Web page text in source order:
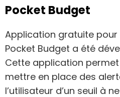
Pocket Budget
Application gratuite
Pocket Budget a été
Cette application
mettre en place des
l’utilisateur d’un seuil à